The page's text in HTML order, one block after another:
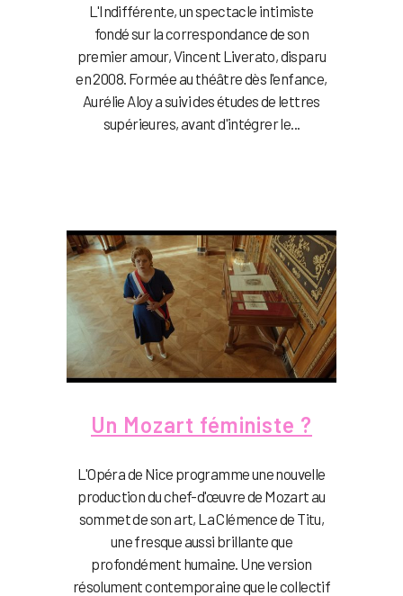
L'Indifférente, un spectacle intimiste
fondé sur la correspondance de son
premier amour, Vincent Liverato, disparu
en 2008. Formée au théâtre dès l'enfance,
Aurélie Aloy a suivi des études de lettres
supérieures, avant d'intégrer le...
Un Mozart féministe ?
L'Opéra de Nice programme une nouvelle
production du chef-d'œuvre de Mozart au
sommet de son art, La Clémence de Titu,
une fresque aussi brillante que
profondément humaine. Une version
résolument contemporaine que le collectif